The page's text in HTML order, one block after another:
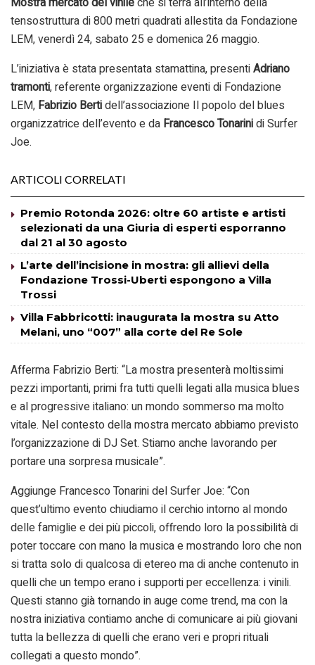
tensostruttura di 800 metri quadrati allestita da Fondazione
LEM, venerdì 24, sabato 25 e domenica 26 maggio.
L’iniziativa è stata presentata stamattina, presentiAdriano
tramonti, referente organizzazione eventi di Fondazione
LEM, Fabrizio Bertidell’associazione Il popolo del blues
organizzatrice dell’evento e da Francesco Tonarinidi Surfer
Joe.
ARTICOLI CORRELATI
Premio Rotonda 2026: oltre 60 artiste e artisti
selezionati da una Giuria di esperti esporranno
dal 21 al 30 agosto
L’arte dell’incisione in mostra: gli allievi della
Fondazione Trossi-Uberti espongono a Villa
Trossi
Villa Fabbricotti: inaugurata la mostra su Atto
Melani, uno “007” alla corte del Re Sole
Afferma Fabrizio Berti: “La mostra presenterà moltissimi
pezzi importanti, primi fra tutti quelli legati alla musica blues
e al progressive italiano: un mondo sommerso ma molto
vitale. Nel contesto della mostra mercato abbiamo previsto
l’organizzazione di DJ Set. Stiamo anche lavorando per
portare una sorpresa musicale”.
Aggiunge Francesco Tonarini del Surfer Joe: “Con
quest’ultimo evento chiudiamo il cerchio intorno al mondo
delle famiglie e dei più piccoli, offrendo loro la possibilità di
poter toccare con mano la musica e mostrando loro che non
si tratta solo di qualcosa di etereo ma di anche contenuto in
quelli che un tempo erano i supporti per eccellenza: i vinili.
Questi stanno già tornando in auge come trend, ma con la
nostra iniziativa contiamo anche di comunicare ai più giovani
tutta la bellezza di quelli che erano veri e propri rituali
collegati a questo mondo”.